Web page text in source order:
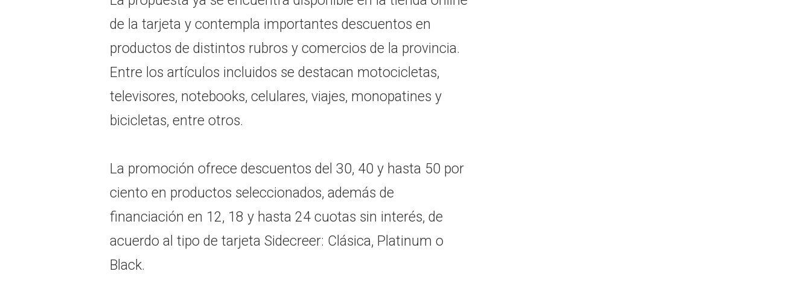
de la tarjeta y contempla importantes descuentos en
productos de distintos rubros y comercios de la provincia.
Entre los artículos incluidos se destacan motocicletas,
televisores, notebooks, celulares, viajes, monopatines y
bicicletas, entre otros.
La promoción ofrece descuentos del 30, 40 y hasta 50 por
ciento en productos seleccionados, además de
financiación en 12, 18 y hasta 24 cuotas sin interés, de
acuerdo al tipo de tarjeta Sidecreer: Clásica, Platinum o
Black.